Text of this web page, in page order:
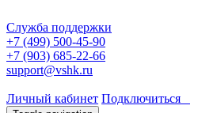
Служба поддержки
+7 (499) 500-45-90
+7 (903) 685-22-66
support@vshk.ru
Личный кабинет Подключиться